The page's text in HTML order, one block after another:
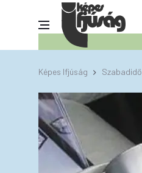
Képes Ifjúság Szabadidő